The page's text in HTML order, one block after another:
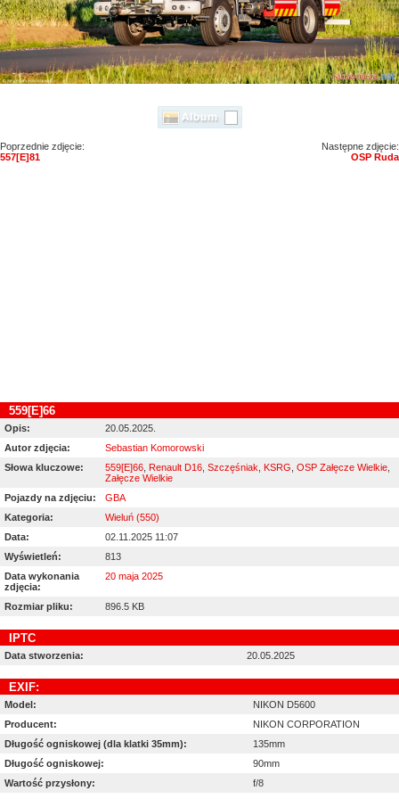
Poprzednie zdjęcie:
557[E]81
Następne zdjęcie:
OSP Ruda
559[E]66
Opis:
20.05.2025.
Autor zdjęcia:
Sebastian Komorowski
Słowa kluczowe:
559[E]66 Renault D16 Szczęśniak KSRG OSP Załęcze Wielkie
Załęcze Wielkie
Pojazdy na zdjęciu:
GBA
Kategoria:
Wieluń (550)
Data:
02.11.2025 11:07
Wyświetleń:
813
Data wykonania
zdjęcia:
20 maja 2025
Rozmiar pliku: 896.5 KB
IPTC
Data stworzenia: 20.05.2025
EXIF:
Model:
NIKON D5600
Producent:
NIKON CORPORATION
Długość ogniskowej (dla klatki 35mm):
135mm
Długość ogniskowej:
90mm
Wartość przysłony:
f/8